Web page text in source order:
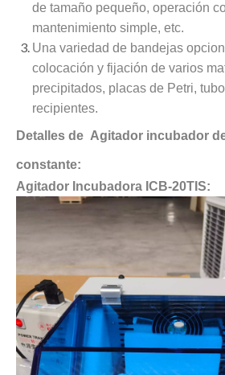
de tamaño pequeño, operación
mantenimiento simple, etc.
Una variedad de bandejas
colocación y fijación de varios
precipitados, placas de Petri,
recipientes.
Detalles de Agitador incubador
constante:
Agitador Incubadora ICB-20TIS: